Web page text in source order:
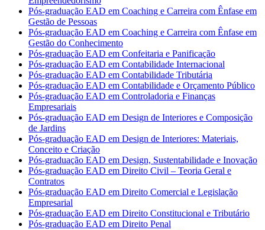
Pós-graduação EAD em Coaching e Carreira com Ênfase em
Gestão de Pessoas
Pós-graduação EAD em Coaching e Carreira com Ênfase em
Gestão do Conhecimento
Pós-graduação EAD em Confeitaria e Panificação
Pós-graduação EAD em Contabilidade Internacional
Pós-graduação EAD em Contabilidade Tributária
Pós-graduação EAD em Contabilidade e Orçamento Público
Pós-graduação EAD em Controladoria e Finanças
Empresariais
Pós-graduação EAD em Design de Interiores e Composição
de Jardins
Pós-graduação EAD em Design de Interiores: Materiais,
Conceito e Criação
Pós-graduação EAD em Design, Sustentabilidade e Inovação
Pós-graduação EAD em Direito Civil – Teoria Geral e
Contratos
Pós-graduação EAD em Direito Comercial e Legislação
Empresarial
Pós-graduação EAD em Direito Constitucional e Tributário
Pós-graduação EAD em Direito Penal